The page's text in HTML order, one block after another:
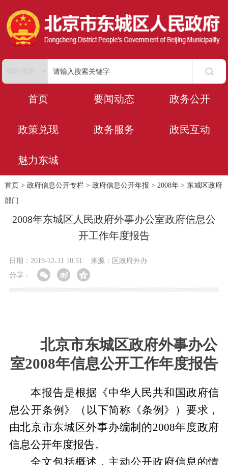
首页 要闻动态 政务公开
政策兑现 政务服务 政民互动
魅力东城
首页 > 政府信息公开专栏> 政府信息公开年报 > 2008年> 东城区政府
部门
2008年东城区人民政府外事办公室政府信息公
开工作年度报告
日期：2019-12-31 10:51
来源：区政府外办
分享：
北京市东城区政府外事办公
室2008年信息公开工作年度报告
本报告是根据《中华人民共和国政府信
息公开条例》（以下简称《条例》）要求，
由北京市东城区外事办编制的2008年度政府
信息公开年度报告。
全文包括概述，主动公开政府信息的情